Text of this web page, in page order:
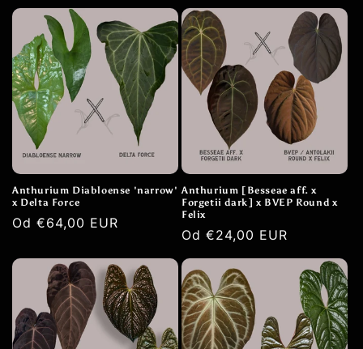
:
Anthurium Diabloense 'narrow'
x Delta Force
Běžná
Od €64,00 EUR
Anthurium [Besseae aff. x
Forgetii dark] x BVEP Round x
Felix
Běžná
cena
Od €24,00 EUR